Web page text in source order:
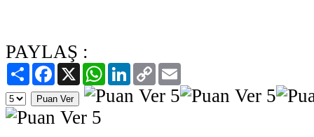
PAYLAŞ :
PaylaşFacebook
X WhatsAppLinkedIn
Copy
Link